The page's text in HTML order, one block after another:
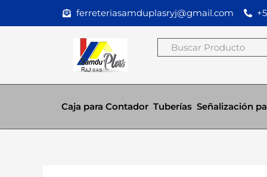
ferreteriasamduplasryj@gmail.com
Buscar
Caja para Contador Tuberías Señalización